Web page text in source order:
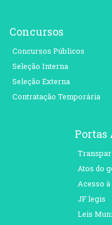
Concursos
Concursos Públicos
Seleção Interna
Seleção Externa
Contratação Temporária
Portas
Atos do
Acesso
JF legis
Leis